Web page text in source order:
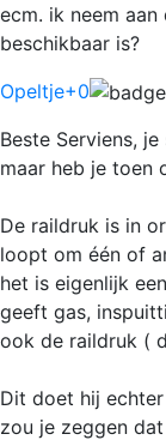
ecm. ik neem
beschikbaar is?
Opeltje+0
Beste Serviens,
maar heb je toen
De raildruk is in
loopt om één of
het is eigenlijk
geeft gas,
ook de raildruk (
Dit doet hij
zou je zeggen